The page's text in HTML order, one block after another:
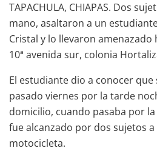
TAPACHULA, CHIAPAS. Dos
mano, asaltaron a un
Cristal y lo llevaron amenazado
10ª avenida sur, colonia
El estudiante dio a conocer que
pasado viernes por la tarde
domicilio, cuando pasaba por
fue alcanzado por dos sujetos
motocicleta.